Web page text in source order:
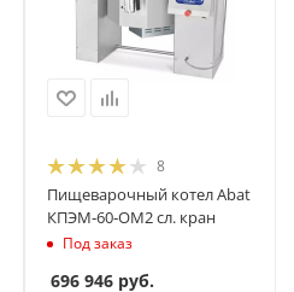
8
Пищеварочный котел Abat
КПЭМ‑60‑ОМ2 сл. кран
Под заказ
696 946 руб.